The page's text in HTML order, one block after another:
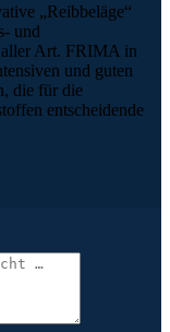
„Reibbeläge“
und
aller Art. FRIMA in
und guten
die für die
entscheidende